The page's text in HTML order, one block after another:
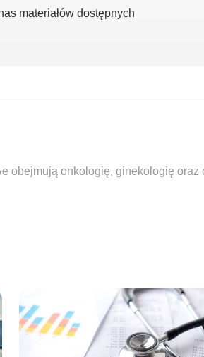
materiałów dostępnych
obejmują onkologię, ginekologię oraz